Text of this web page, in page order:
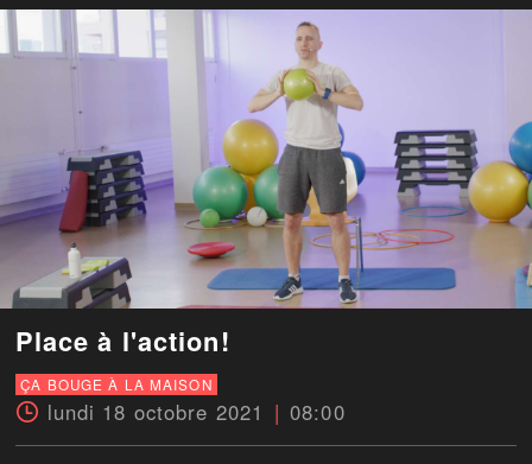
Place à l'action!
ÇA BOUGE À LA MAISON
lundi 18 octobre 2021 08:00